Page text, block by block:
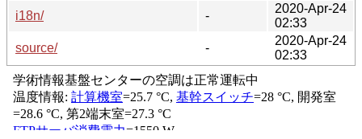
i18n/
-
2020-Apr-24
02:33
source/
-
2020-Apr-24
02:33